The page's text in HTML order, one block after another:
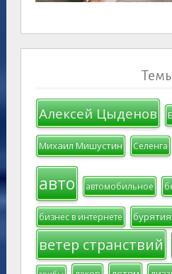
Алексей Цыденов
Михаил Мишустин Селенга
авто автомобильное
бизнес в интернете бурятия
ветер странствий